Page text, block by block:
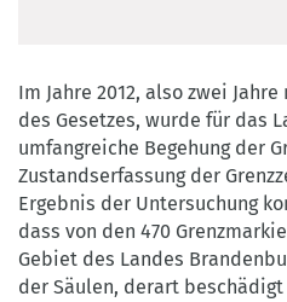
Im Jahre 2012, also zwei
des Gesetzes, wurde für das
umfangreiche Begehung der
Zustandserfassung der
Ergebnis der Untersuchung
dass von den 470
Gebiet des Landes
der Säulen, derart